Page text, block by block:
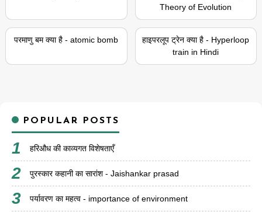
Theory of Evolution
परमाणु बम क्या है - atomic bomb
हाइपरलूप ट्रेन क्या है - Hyperloop
train in Hindi
POPULAR POSTS
हरिऔध की काव्यगत विशेषताएँ
पुरस्कार कहानी का सारांश - Jaishankar prasad
पर्यावरण का महत्व - importance of environment